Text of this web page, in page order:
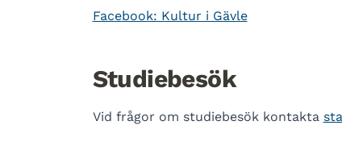
Facebook: Kultur i Gävle
Studiebesök
Vid frågor om studiebesök kontakta